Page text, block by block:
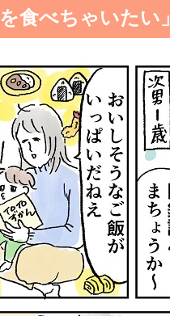
食べちゃいたい」